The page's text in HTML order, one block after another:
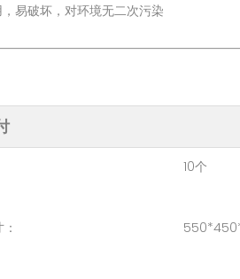
易破坏，对环境无二次污染
数量： 10个
尺寸：